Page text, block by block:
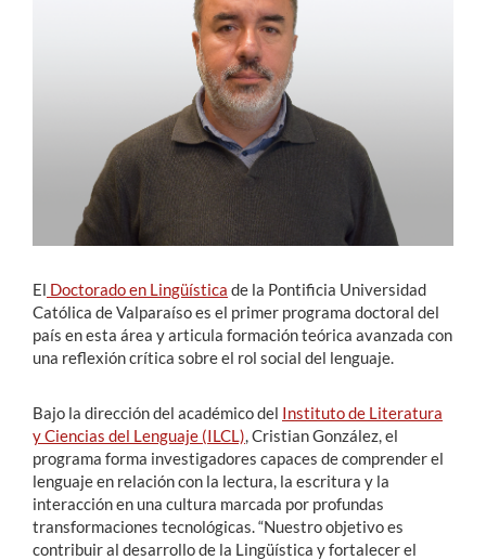
English
El Doctorado en Lingüística de la Pontificia Universidad
Católica de Valparaíso es el primer programa doctoral del
país en esta área y articula formación teórica avanzada con
una reflexión crítica sobre el rol social del lenguaje.
Bajo la dirección del académico del Instituto de Literatura
y Ciencias del Lenguaje (ILCL) , Cristian González, el
programa forma investigadores capaces de comprender el
lenguaje en relación con la lectura, la escritura y la
interacción en una cultura marcada por profundas
transformaciones tecnológicas. “Nuestro objetivo es
contribuir al desarrollo de la Lingüística y fortalecer el